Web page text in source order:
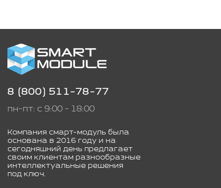
8 (800) 511-78-77
пн-пт: с 9:00 - 18:00
Компания смарт-модуль была
основана в 2016 году и на
сегодняшний день предлагает
своим клиентам разнообразные
интеллектуальные решения
под ключ.